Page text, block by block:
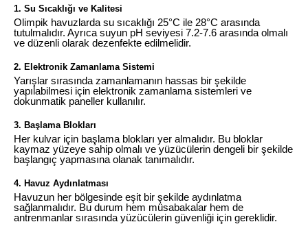
1. Su Sıcaklığı ve Kalitesi
Olimpik havuzlarda su sıcaklığı 25°C ile 28°C arasında
tutulmalıdır. Ayrıca suyun pH seviyesi 7.2-7.6 arasında olmalı
ve düzenli olarak dezenfekte edilmelidir.
2. Elektronik Zamanlama Sistemi
Yarışlar sırasında zamanlamanın hassas bir şekilde
yapılabilmesi için elektronik zamanlama sistemleri ve
dokunmatik paneller kullanılır.
3. Başlama Blokları
Her kulvar için başlama blokları yer almalıdır. Bu bloklar
kaymaz yüzeye sahip olmalı ve yüzücülerin dengeli bir şekilde
başlangıç yapmasına olanak tanımalıdır.
4. Havuz Aydınlatması
Havuzun her bölgesinde eşit bir şekilde aydınlatma
sağlanmalıdır. Bu durum hem müsabakalar hem de
antrenmanlar sırasında yüzücülerin güvenliği için gereklidir.